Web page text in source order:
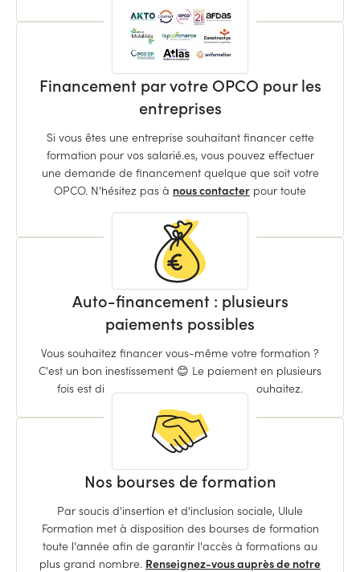
Financement par votre OPCO pour les
entreprises
Si vous êtes une entreprise souhaitant financer cette
formation pour vos salarié.es, vous pouvez effectuer
une demande de financement quelque que soit votre
OPCO. N'hésitez pas à nous contacter pour toute
Auto-financement : plusieurs
paiements possibles
Vous souhaitez financer vous-même votre formation ?
C'est un bon inestissement 😊 Le paiement en plusieurs
fois est disponible sans frais si vous le souhaitez.
Nos bourses de formation
Par soucis d'insertion et d'inclusion sociale, Ulule
Formation met à disposition des bourses de formation
toute l'année afin de garantir l'accès à formations au
plus grand nombre. Renseignez-vous auprès de notre